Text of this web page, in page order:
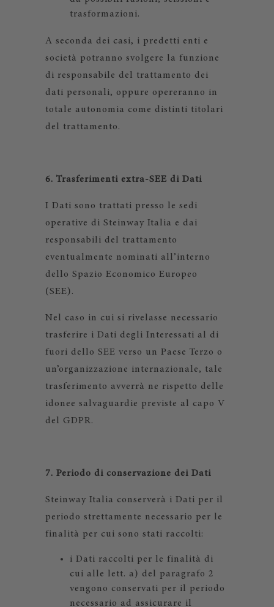
trasformazioni.
A seconda dei casi, i predetti enti e
società potranno svolgere la funzione
di responsabile del trattamento dei
dati personali, oppure opereranno in
totale autonomia come distinti titolari
del trattamento.
6. Trasferimenti extra-SEE di Dati
I Dati sono trattati presso le sedi
operative di Steinway Italia e dai
responsabili del trattamento
eventualmente nominati all’interno
dello Spazio Economico Europeo
(SEE).
Nel caso in cui si rivelasse necessario
trasferire i Dati degli Interessati al di
fuori dello SEE verso un Paese Terzo o
un’organizzazione internazionale, tale
trasferimento avverrà ne rispetto delle
idonee salvaguardie previste al capo V
del GDPR.
7. Periodo di conservazione dei Dati
Steinway Italia conserverà i Dati per il
periodo strettamente necessario per le
finalità per cui sono stati raccolti:
i Dati raccolti per le finalità di
cui alle lett. a) del paragrafo 2
vengono conservati per il periodo
necessario ad assicurare il